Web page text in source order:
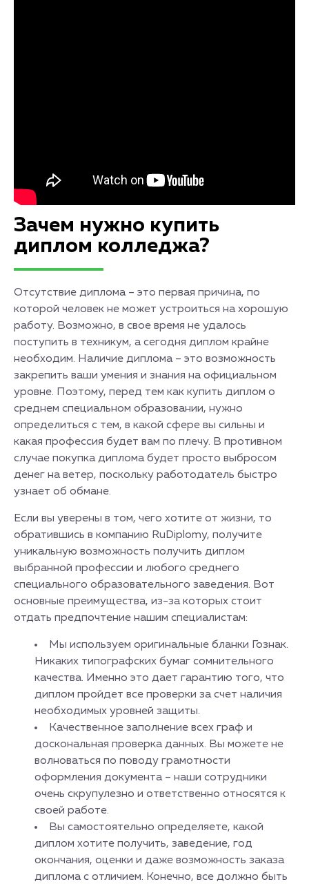
Зачем нужно купить
диплом колледжа?
Отсутствие диплома – это первая причина, по
которой человек не может устроиться на хорошую
работу. Возможно, в свое время не удалось
поступить в техникум, а сегодня диплом крайне
необходим. Наличие диплома – это возможность
закрепить ваши умения и знания на официальном
уровне. Поэтому, перед тем как купить диплом о
среднем специальном образовании, нужно
определиться с тем, в какой сфере вы сильны и
какая профессия будет вам по плечу. В противном
случае покупка диплома будет просто выбросом
денег на ветер, поскольку работодатель быстро
узнает об обмане.
Если вы уверены в том, чего хотите от жизни, то
обратившись в компанию RuDiplomy, получите
уникальную возможность получить диплом
выбранной профессии и любого среднего
специального образовательного заведения. Вот
основные преимущества, из-за которых стоит
отдать предпочтение нашим специалистам:
Мы используем оригинальные бланки Гознак.
Никаких типографских бумаг сомнительного
качества. Именно это дает гарантию того, что
диплом пройдет все проверки за счет наличия
необходимых уровней защиты.
Качественное заполнение всех граф и
доскональная проверка данных. Вы можете не
волноваться по поводу грамотности
оформления документа – наши сотрудники
очень скрупулезно и ответственно относятся к
своей работе.
Вы самостоятельно определяете, какой
диплом хотите получить, заведение, год
окончания, оценки и даже возможность заказа
диплома с отличием. Конечно, все должно быть